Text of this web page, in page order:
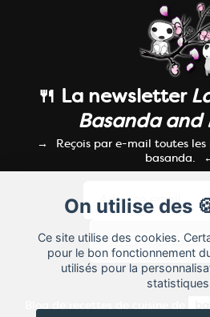
On utilise des
Ce site utilise des cookies.
pour le bon fonctionnement
utilisés pour la
🍴 La newsletter
Basanda and
Reçois par e-mail toutes
basanda.